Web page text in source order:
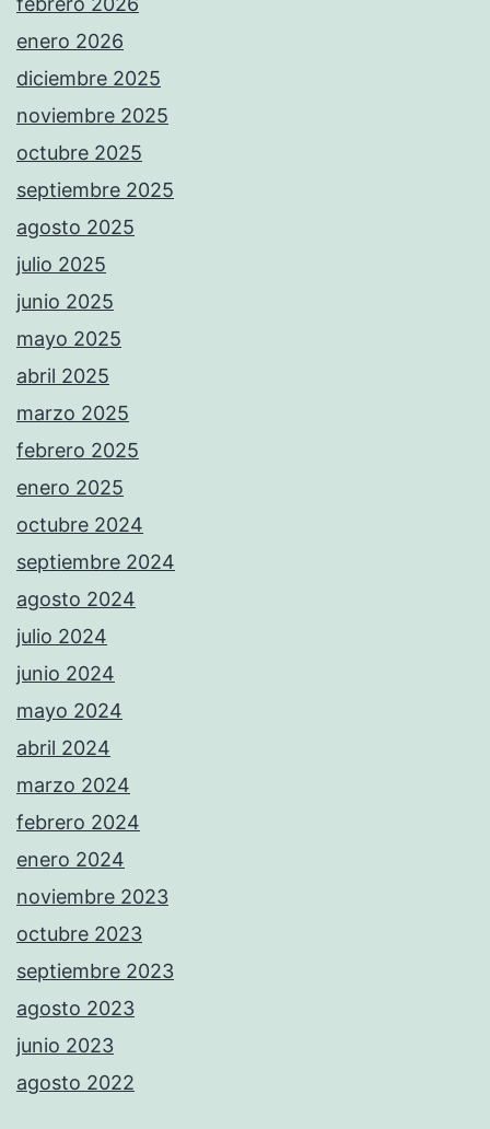
enero 2026
diciembre 2025
noviembre 2025
octubre 2025
septiembre 2025
agosto 2025
julio 2025
junio 2025
mayo 2025
abril 2025
marzo 2025
febrero 2025
enero 2025
octubre 2024
septiembre 2024
agosto 2024
julio 2024
junio 2024
mayo 2024
abril 2024
marzo 2024
febrero 2024
enero 2024
noviembre 2023
octubre 2023
septiembre 2023
agosto 2023
junio 2023
agosto 2022